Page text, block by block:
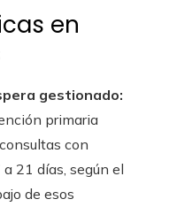
en
gestionado:
primaria
con
21 días, según el
de esos